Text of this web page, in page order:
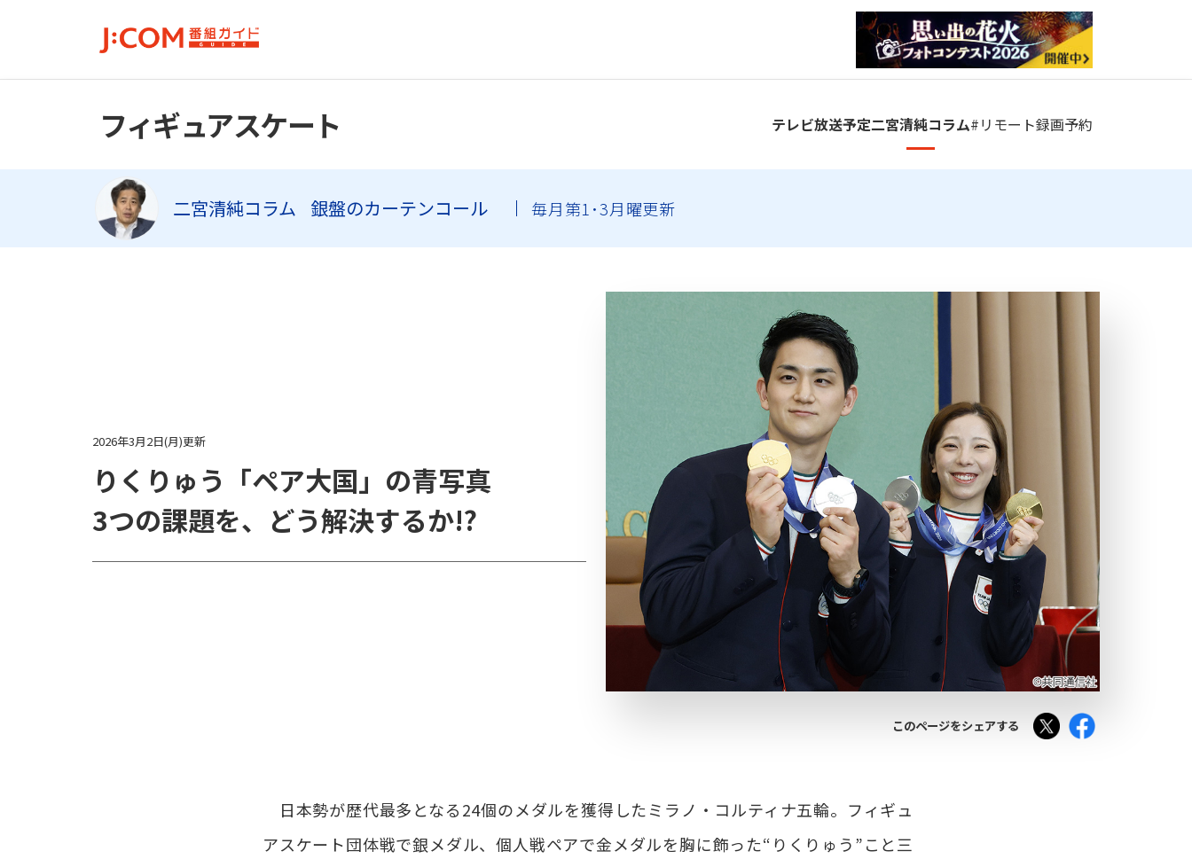
フィギュアスケート テレビ放送予定二宮清純コラム#リモート録画予約
二宮清純コラム 銀盤のカーテンコール 毎月第1･3月曜更新
2026年3月2日(月)更新
りくりゅう「ペア大国」の青写真
3つの課題を、どう解決するか!?
このページをシェアする Tweet
日本勢が歴代最多となる24個のメダルを獲得したミラノ・コルティナ五輪。フィギュ
アスケート団体戦で銀メダル、個人戦ペアで金メダルを胸に飾った“りくりゅう”こと三